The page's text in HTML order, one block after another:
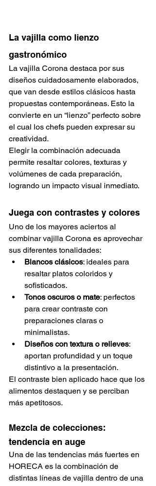
La vajilla como lienzo
gastronómico
La vajilla Corona destaca por sus
diseños cuidadosamente elaborados,
que van desde estilos clásicos hasta
propuestas contemporáneas. Esto la
convierte en un “lienzo” perfecto sobre
el cual los chefs pueden expresar su
creatividad.
Elegir la combinación adecuada
permite resaltar colores, texturas y
volúmenes de cada preparación,
logrando un impacto visual inmediato.
Juega con contrastes y colores
Uno de los mayores aciertos al
combinar vajilla Corona es aprovechar
sus diferentes tonalidades:
Blancos clásicos: ideales para
resaltar platos coloridos y
sofisticados.
Tonos oscuros o mate: perfectos
para crear contraste con
preparaciones claras o
minimalistas.
Diseños con textura o relieves:
aportan profundidad y un toque
distintivo a la presentación.
El contraste bien aplicado hace que los
alimentos destaquen y se perciban
más apetitosos.
Mezcla de colecciones:
tendencia en auge
Una de las tendencias más fuertes en
HORECA es la combinación de
distintas líneas de vajilla dentro de una